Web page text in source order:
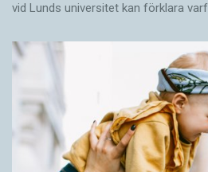
vid Lunds universitet kan förklara